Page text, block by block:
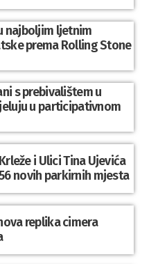
najboljim ljetnim
prema Rolling Stone
s prebivalištem u
u participativnom
i Ulici Tina Ujevića
novih parkirnih mjesta
replika cimera